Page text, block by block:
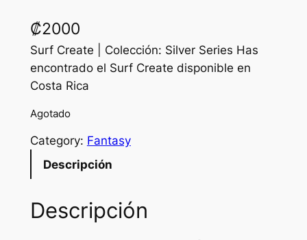
₡2000
Surf Create | Colección: Silver Series Has
encontrado el Surf Create disponible en
Costa Rica
Agotado
Category: Fantasy
Descripción
Descripción